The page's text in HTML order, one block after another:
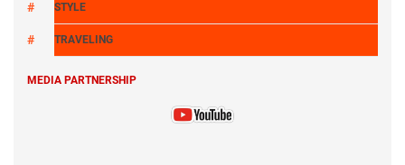
STYLE
TRAVELING
MEDIA PARTNERSHIP